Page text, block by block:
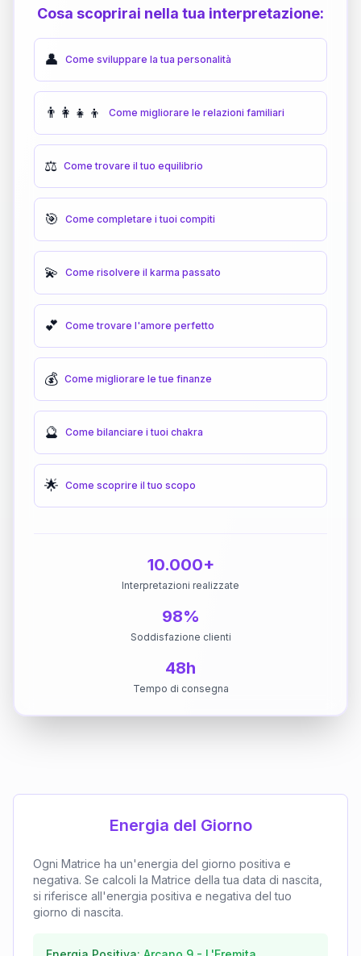
Cosa scoprirai nella tua interpretazione:
👤 Come sviluppare la tua personalità
👨‍👩‍👧‍👦 Come migliorare le relazioni familiari
⚖️ Come trovare il tuo equilibrio
🎯 Come completare i tuoi compiti
💫 Come risolvere il karma passato
💕 Come trovare l'amore perfetto
💰 Come migliorare le tue finanze
🔮 Come bilanciare i tuoi chakra
🌟 Come scoprire il tuo scopo
10.000+
Interpretazioni realizzate
98%
Soddisfazione clienti
48h
Tempo di consegna
Energia del Giorno
Ogni Matrice ha un'energia del giorno positiva e
negativa. Se calcoli la Matrice della tua data di nascita,
si riferisce all'energia positiva e negativa del tuo
giorno di nascita.